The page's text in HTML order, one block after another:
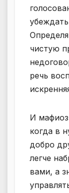
чистую
речь
И
когда в
добро
легче
вами, а